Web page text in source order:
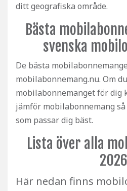
ditt geografiska område.
Bästa
svenska
De bästa
mobilabonnemang.nu. Om
mobilabonnemanget för dig
jämför mobilabonnemang
som passar dig bäst.
Lista över alla
2026
Här nedan finns